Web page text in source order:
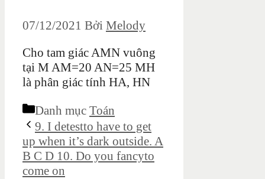
07/12/2021 Bởi Melody
Cho tam giác AMN vuông
tại M AM=20 AN=25 MH
là phân giác tính HA, HN
Danh mục Toán
9. I detestto have to get
up when it’s dark outside. A
B C D 10. Do you fancyto
come on